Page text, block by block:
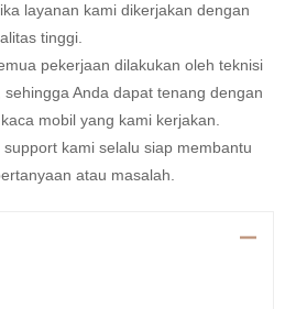
layanan kami dikerjakan dengan
tinggi.
pekerjaan dilakukan oleh teknisi
Anda dapat tenang dengan
mobil yang kami kerjakan.
kami selalu siap membantu
atau masalah.